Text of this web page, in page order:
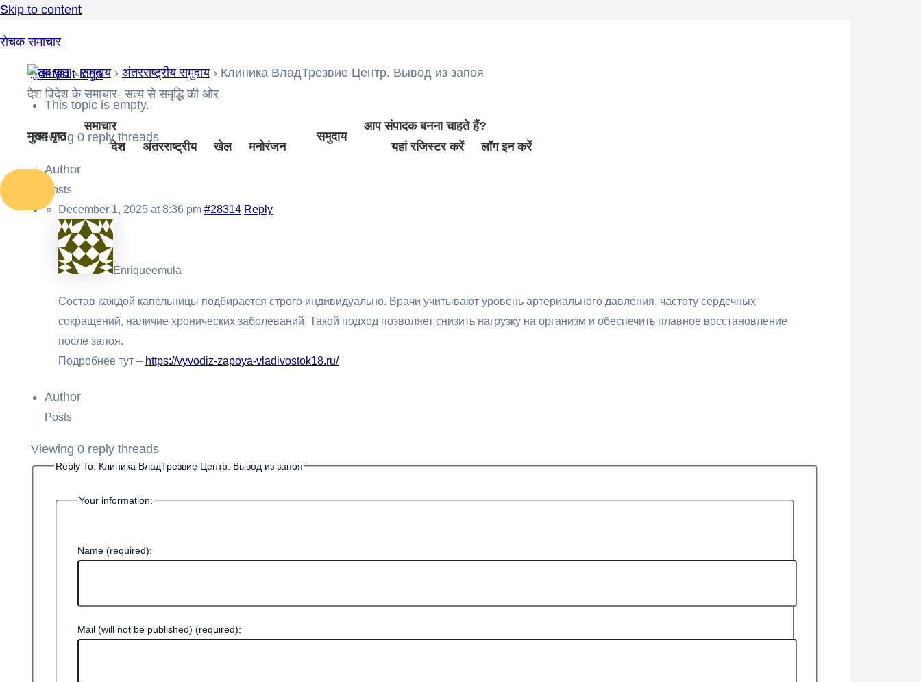
Skip to content
रोचक समाचार
देश विदेश के समाचार- सत्य से समृद्धि की ओर
मुख्य पृष्ठ
समाचार
देश
अंतरराष्ट्रीय खेल मनोरंजन
समुदाय
आप संपादक बनना चाहते हैं?
यहां रजिस्टर करें
लॉग इन करें
मुख्य पृष्ठ › समुदाय › अंतरराष्ट्रीय समुदाय › Клиника ВладТрезвие Центр. Вывод из запоя
This topic is empty.
Viewing 0 reply threads
Author
Posts
December 1, 2025 at 8:36 pm #28314 Reply
Enriqueemula
Состав каждой капельницы подбирается строго индивидуально. Врачи учитывают уровень артериального давления, частоту сердечных
сокращений, наличие хронических заболеваний. Такой подход позволяет снизить нагрузку на организм и обеспечить плавное восстановление
после запоя.
Подробнее тут – https://vyvodiz-zapoya-vladivostok18.ru/
Author
Posts
Viewing 0 reply threads
Reply To: Клиника ВладТрезвие Центр. Вывод из запоя
Your information:
Name (required):
Mail (will not be published) (required):